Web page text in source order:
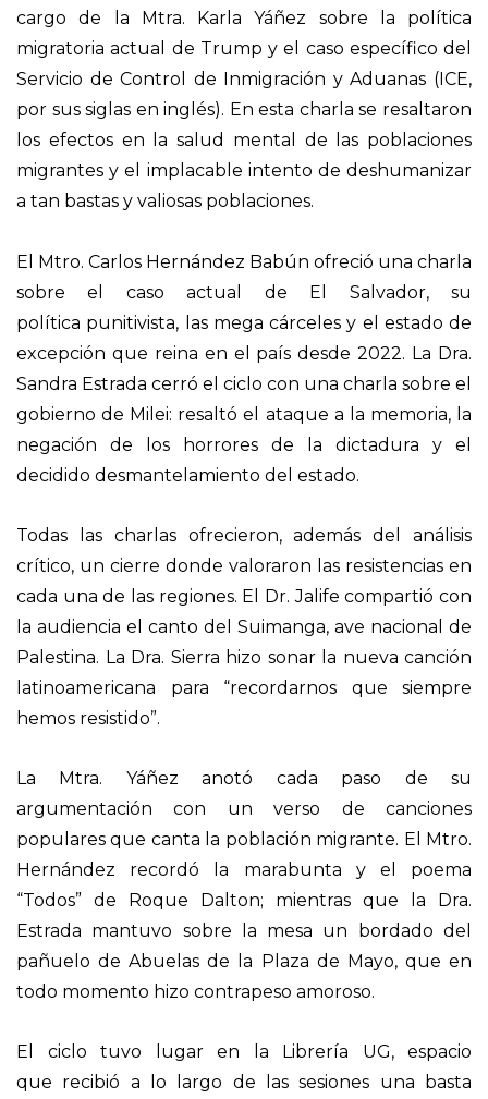
cargo de la Mtra. Karla Yáñez sobre la política
migratoria actual de Trump y el caso específico del
Servicio de Control de Inmigración y Aduanas (ICE,
por sus siglas en inglés). En esta charla se resaltaron
los efectos en la salud mental de las poblaciones
migrantes y el implacable intento de deshumanizar
a tan bastas y valiosas poblaciones.
El Mtro. Carlos Hernández Babún ofreció una charla
sobre el caso actual de El Salvador, su
política punitivista, las mega cárceles y el estado de
excepción que reina en el país desde 2022. La Dra.
Sandra Estrada cerró el ciclo con una charla sobre el
gobierno de Milei: resaltó el ataque a la memoria, la
negación de los horrores de la dictadura y el
decidido desmantelamiento del estado.
Todas las charlas ofrecieron, además del análisis
crítico, un cierre donde valoraron las resistencias en
cada una de las regiones. El Dr. Jalife compartió con
la audiencia el canto del Suimanga, ave nacional de
Palestina. La Dra. Sierra hizo sonar la nueva canción
latinoamericana para “recordarnos que siempre
hemos resistido”.
La Mtra. Yáñez anotó cada paso de su
argumentación con un verso de canciones
populares que canta la población migrante. El Mtro.
Hernández recordó la marabunta y el poema
“Todos” de Roque Dalton; mientras que la Dra.
Estrada mantuvo sobre la mesa un bordado del
pañuelo de Abuelas de la Plaza de Mayo, que en
todo momento hizo contrapeso amoroso.
El ciclo tuvo lugar en la Librería UG, espacio
que recibió a lo largo de las sesiones una basta